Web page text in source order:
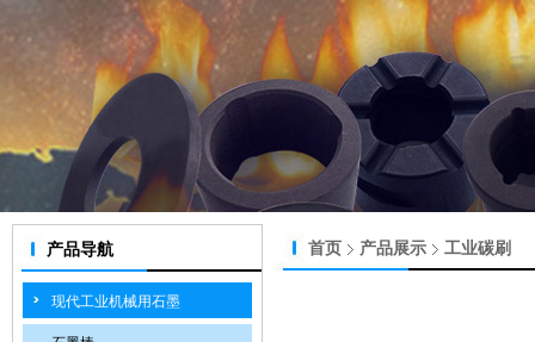
产品导航
现代工业机械用石墨
首页 产品展示 工业碳刷